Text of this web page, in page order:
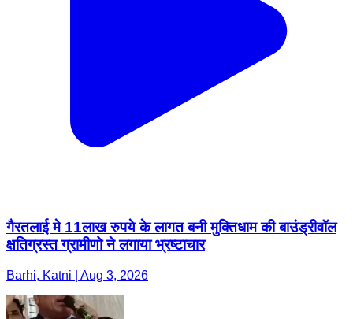
गैरतलाई मे 11लाख रुपये के लागत बनी मुक्तिधाम की बाउंड्रीवॉल
क्षतिग्रस्त ग्रामीणो ने लगाया भ्रष्टाचार
Barhi, Katni | Aug 3, 2026